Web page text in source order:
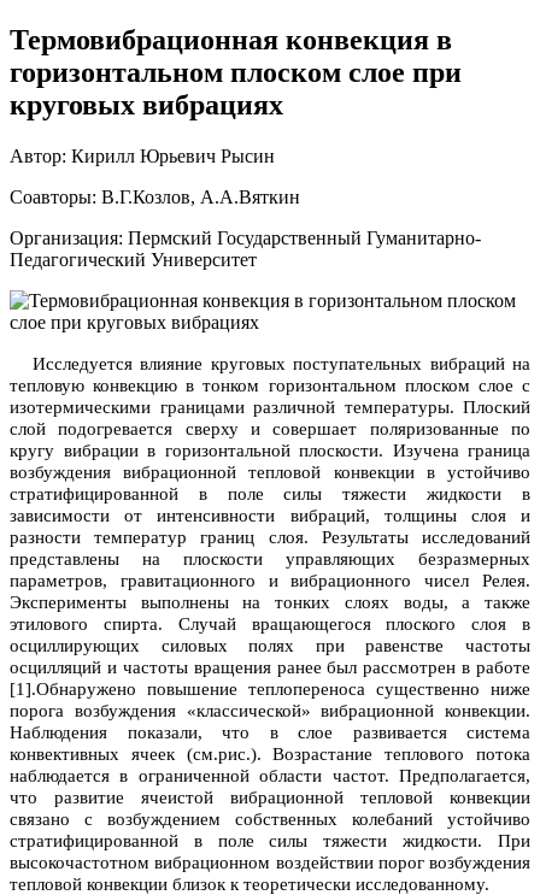
Термовибрационная конвекция в
горизонтальном плоском слое при
круговых вибрациях
Автор: Кирилл Юрьевич Рысин
Соавторы: В.Г.Козлов, А.А.Вяткин
Организация: Пермский Государственный Гуманитарно-
Педагогический Университет
Исследуется влияние круговых поступательных вибраций на
тепловую конвекцию в тонком горизонтальном плоском слое с
изотермическими границами различной температуры. Плоский
слой подогревается сверху и совершает поляризованные по
кругу вибрации в горизонтальной плоскости. Изучена граница
возбуждения вибрационной тепловой конвекции в устойчиво
стратифицированной в поле силы тяжести жидкости в
зависимости от интенсивности вибраций, толщины слоя и
разности температур границ слоя. Результаты исследований
представлены на плоскости управляющих безразмерных
параметров, гравитационного и вибрационного чисел Релея.
Эксперименты выполнены на тонких слоях воды, а также
этилового спирта. Случай вращающегося плоского слоя в
осциллирующих силовых полях при равенстве частоты
осцилляций и частоты вращения ранее был рассмотрен в работе
[1].Обнаружено повышение теплопереноса существенно ниже
порога возбуждения «классической» вибрационной конвекции.
Наблюдения показали, что в слое развивается система
конвективных ячеек (см.рис.). Возрастание теплового потока
наблюдается в ограниченной области частот. Предполагается,
что развитие ячеистой вибрационной тепловой конвекции
связано с возбуждением собственных колебаний устойчиво
стратифицированной в поле силы тяжести жидкости. При
высокочастотном вибрационном воздействии порог возбуждения
тепловой конвекции близок к теоретически исследованному.